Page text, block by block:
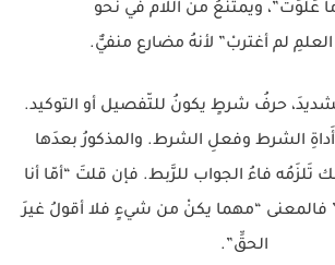
عَلَوَتَ”، ويمتنعُ من اللام في نحو
لم أغتربْ” لأنهُ مضارع منفيٌّ.
حرفُ شرطٍ يكونُ للتّفصيل أو التوكيد.
الشرط وفعلِ الشرط. والمذكورُ بعدَها
تَلزَمُه فاءُ الجواب للرَّبط. فإن قلتَ “أمّا أنا
فالمعنى “مهما يكنْ من شيءٍ فلا أقولُ غيرَ
الحقِّ”.